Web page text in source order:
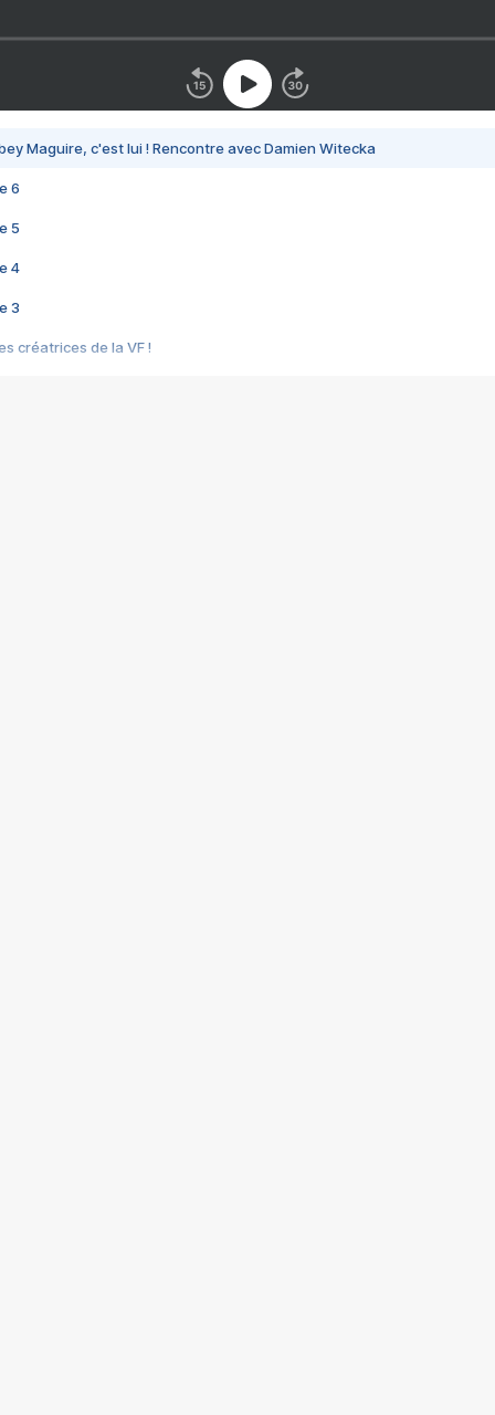
Maguire, c'est lui ! Rencontre avec Damien Witecka
6
5
4
3
créatrices de la VF !